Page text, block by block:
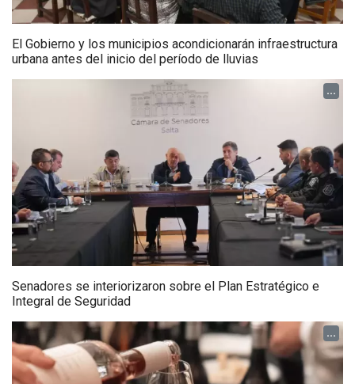
El Gobierno y los municipios acondicionarán infraestructura
urbana antes del inicio del período de lluvias
...
Senadores se interiorizaron sobre el Plan Estratégico e
Integral de Seguridad
...